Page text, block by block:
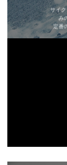
サイ
み
定番